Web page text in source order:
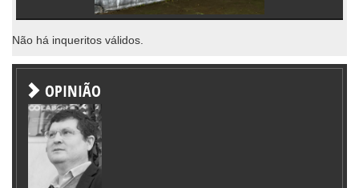
Não há inqueritos válidos.
OPINIÃO